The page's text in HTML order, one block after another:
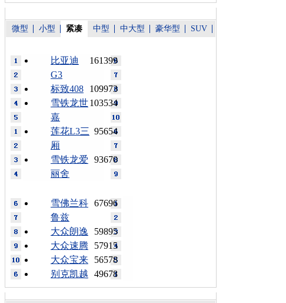
微型 小型 紧凑 中型 中大型 豪华型 SUV
161399
比亚迪
G3
109973
标致408
103534
雪铁龙世
嘉
95654
莲花L3三
厢
93670
雪铁龙爱
丽舍
67696
雪佛兰科
鲁兹
59895
大众朗逸
57915
大众速腾
56578
大众宝来
49678
别克凯越